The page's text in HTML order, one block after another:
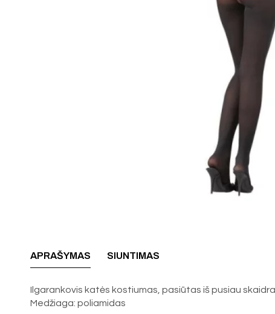
APRAŠYMAS SIUNTIMAS
Ilgarankovis katės kostiumas, pasiūtas iš pusiau
Medžiaga: poliamidas